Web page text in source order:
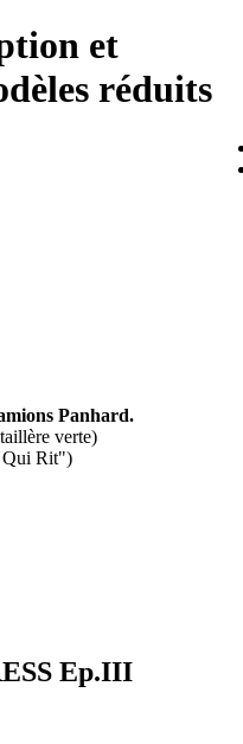
et
réduits
Panhard.
verte)
Qui Rit")
Ep.III